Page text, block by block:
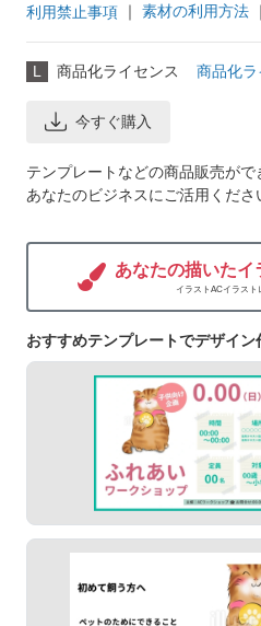
利用禁止事項 ｜ 素材の利用方法 ｜
L 商品化ライセンス 商品化ラ
今すぐ購入
テンプレートなどの商品販売がで
あなたのビジネスにご活用くださ
あなたの描いたイ
イラストACイラス
おすすめテンプレートでデザイン